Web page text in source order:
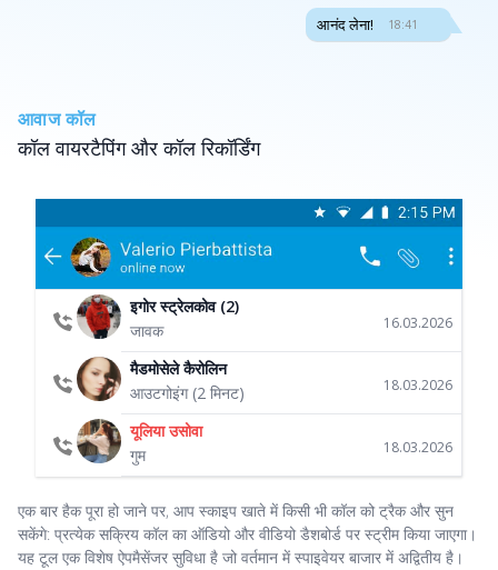
18:41
आनंद लेना!
आवाज कॉल
कॉल वायरटैपिंग और कॉल रिकॉर्डिंग
इगोर स्ट्रेलकोव (2)
16.03.2026
जावक
मैडमोसेले कैरोलिन
18.03.2026
आउटगोइंग (2 मिनट)
यूलिया उसोवा
18.03.2026
गुम
एक बार हैक पूरा हो जाने पर, आप स्काइप खाते में किसी भी कॉल को ट्रैक और सुन
सकेंगे: प्रत्येक सक्रिय कॉल का ऑडियो और वीडियो डैशबोर्ड पर स्ट्रीम किया जाएगा।
यह टूल एक विशेष ऐपमैसेंजर सुविधा है जो वर्तमान में स्पाइवेयर बाजार में अद्वितीय है।